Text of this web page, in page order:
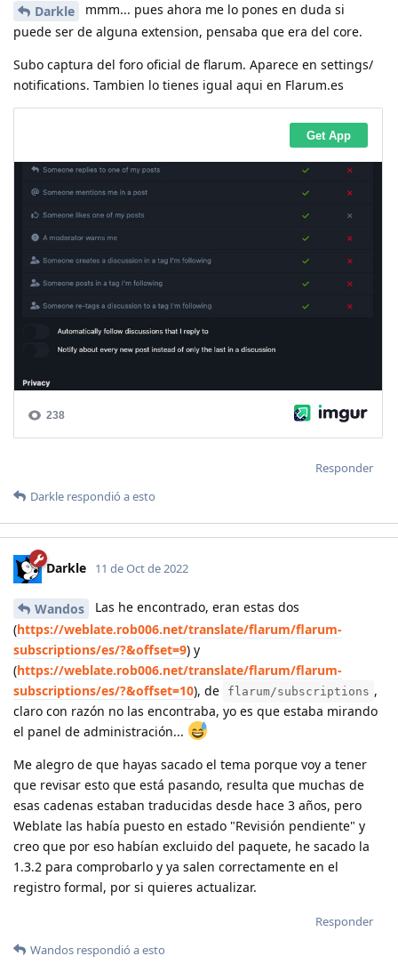
Darkle
mmm... pues ahora me lo pones en duda si
puede ser de alguna extension, pensaba que era del core.
Subo captura del foro oficial de flarum. Aparece en settings/
notifications. Tambien lo tienes igual aqui en Flarum.es
Responder
Darkle respondió a esto
Darkle 11 de Oct de 2022
Wandos
Las he encontrado, eran estas dos
(https://weblate.rob006.net/translate/flarum/flarum-
subscriptions/es/?&offset=9) y
(https://weblate.rob006.net/translate/flarum/flarum-
subscriptions/es/?&offset=10), de flarum/subscriptions ,
claro con razón no las encontraba, yo es que estaba mirando
el panel de administración...
Me alegro de que hayas sacado el tema porque voy a tener
que revisar esto que está pasando, resulta que muchas de
esas cadenas estaban traducidas desde hace 3 años, pero
Weblate las había puesto en estado "Revisión pendiente" y
creo que por eso habían excluido del paquete, he sacado la
1.3.2 para comprobarlo y ya salen correctamente en el
registro formal, por si quieres actualizar.
Responder
Wandos respondió a esto